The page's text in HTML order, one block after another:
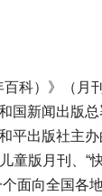
百科）》（月
国新闻出版
平出版社主
童版月刊、“
面向全国各